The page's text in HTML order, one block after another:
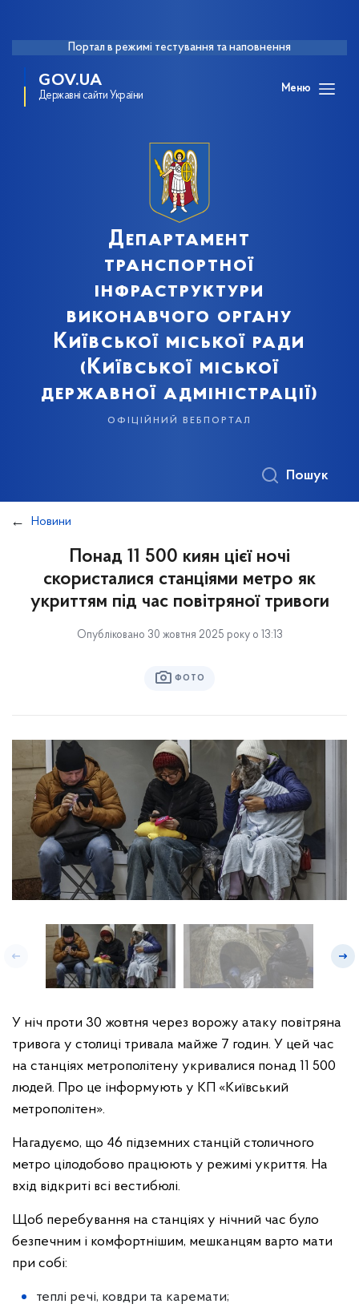
Портал в режимі тестування та наповнення
GOV.UA
Державні сайти України
Меню
Департамент
транспортної
інфраструктури
виконавчого органу
Київської міської ради
(Київської міської
державної адміністрації)
офіційний вебпортал
Пошук
Новини
Понад 11 500 киян цієї ночі
скористалися станціями метро як
укриттям під час повітряної тривоги
Опубліковано 30 жовтня 2025 року о 13:13
ФОТО
У ніч проти 30 жовтня через ворожу атаку повітряна
тривога у столиці тривала майже 7 годин. У цей час
на станціях метрополітену укривалися понад 11 500
людей. Про це інформують у КП «Київський
метрополітен».
Нагадуємо, що 46 підземних станцій столичного
метро цілодобово працюють у режимі укриття. На
вхід відкриті всі вестибюлі.
Щоб перебування на станціях у нічний час було
безпечним і комфортнішим, мешканцям варто мати
при собі:
теплі речі, ковдри та каремати;